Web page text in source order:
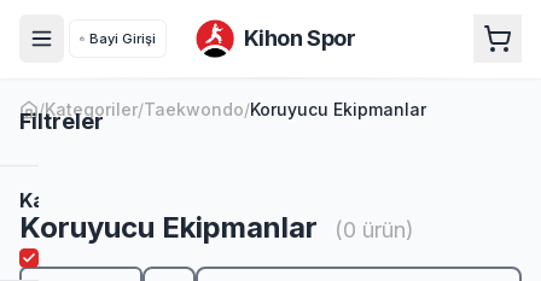
Bayi Girişi Kihon Spor
/Kategoriler/Taekwondo/Koruyucu Ekipmanlar
Taekwondo koruyucu ekipmanları
Koruyucu Ekipmanlar (0 ürün)
Filtreler
Kategori
Koruyucu
Ekipmanlar